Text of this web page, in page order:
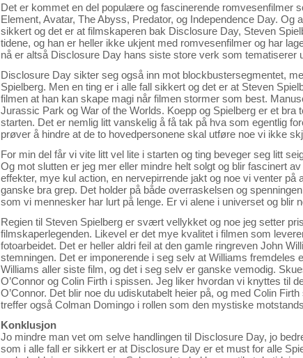
Det er kommet en del populære og fascinerende romvesenfilmer
Element, Avatar, The Abyss, Predator, og Independence Day.
sikkert og det er at filmskaperen bak Disclosure Day, Steven
tidene, og han er heller ikke ukjent med romvesenfilmer og har
nå er altså Disclosure Day hans siste store verk som tematiserer
Disclosure Day sikter seg også inn mot blockbustersegmentet,
Spielberg. Men en ting er i alle fall sikkert og det er at Steven
filmen at han kan skape magi når filmen stormer som best.
Jurassic Park og War of the Worlds. Koepp og Spielberg er et
starten. Det er nemlig litt vanskelig å få tak på hva som egentlig
prøver å hindre at de to hovedpersonene skal utføre noe vi ikke
For min del får vi vite litt vel lite i starten og ting beveger seg litt
Og mot slutten er jeg mer eller mindre helt solgt og blir fascinert
effekter, mye kul action, en nervepirrende jakt og noe vi venter
ganske bra grep. Det holder på både overraskelsen og
som vi mennesker har lurt på lenge. Er vi alene i universet og blir
Regien til Steven Spielberg er svært vellykket og noe jeg setter
filmskaperlegenden. Likevel er det mye kvalitet i filmen som
fotoarbeidet. Det er heller aldri feil at den gamle ringreven John
stemningen. Det er imponerende i seg selv at Williams fremdeles
Williams aller siste film, og det i seg selv er ganske vemodig.
O’Connor og Colin Firth i spissen. Jeg liker hvordan vi knyttes til
O’Connor. Det blir noe du udiskutabelt heier på, og med Colin
treffer også Colman Domingo i rollen som den mystiske
Konklusjon
Jo mindre man vet om selve handlingen til Disclosure Day, jo
som i alle fall er sikkert er at Disclosure Day er et must for alle